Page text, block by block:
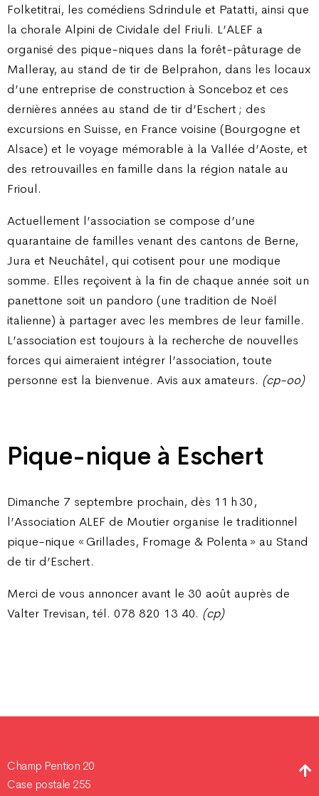
Folketitrai, les comédiens Sdrindule et Patatti, ainsi que
la chorale Alpini de Cividale del Friuli. L’ALEF a
organisé des pique-niques dans la forêt-pâturage de
Malleray, au stand de tir de Belprahon, dans les locaux
d’une entreprise de construction à Sonceboz et ces
dernières années au stand de tir d’Eschert ; des
excursions en Suisse, en France voisine (Bourgogne et
Alsace) et le voyage mémorable à la Vallée d’Aoste, et
des retrouvailles en famille dans la région natale au
Frioul.
Actuellement l’association se compose d’une
quarantaine de familles venant des cantons de Berne,
Jura et Neuchâtel, qui cotisent pour une modique
somme. Elles reçoivent à la fin de chaque année soit un
panettone soit un pandoro (une tradition de Noël
italienne) à partager avec les membres de leur famille.
L’association est toujours à la recherche de nouvelles
forces qui aimeraient intégrer l’association, toute
personne est la bienvenue. Avis aux amateurs. (cp-oo)
Pique-nique à Eschert
Dimanche 7 septembre prochain, dès 11 h 30,
l’Association ALEF de Moutier organise le traditionnel
pique-nique « Grillades, Fromage & Polenta » au Stand
de tir d’Eschert.
Merci de vous annoncer avant le 30 août auprès de
Valter Trevisan, tél. 078 820 13 40. (cp)
Champ Pention 20
Case postale 255